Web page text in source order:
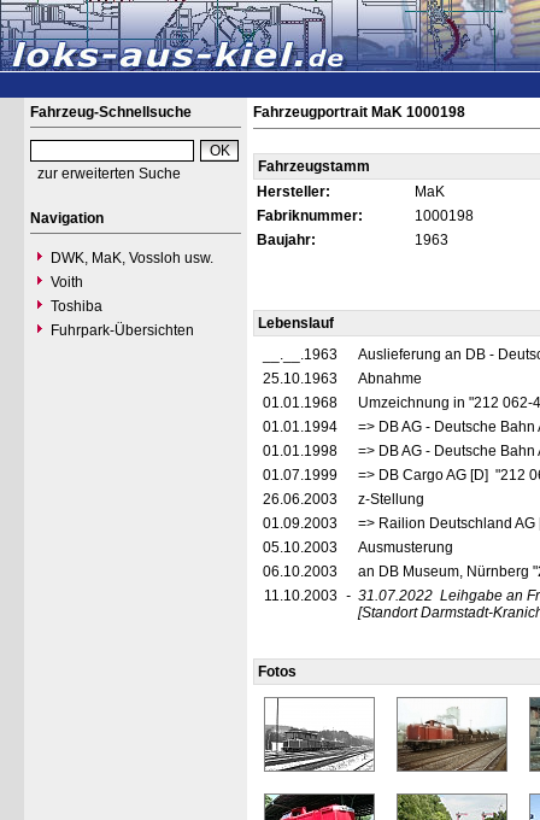
Fahrzeug-Schnellsuche
zur erweiterten Suche
Navigation
DWK, MaK, Vossloh usw.
Voith
Toshiba
Fuhrpark-Übersichten
Fahrzeugportrait MaK 1000198
Fahrzeugstamm
Hersteller:
MaK
Fabriknummer:
1000198
Baujahr:
1963
Lebenslauf
__.__.1963
Auslieferung an DB -
25.10.1963
Abnahme
01.01.1968
Umzeichnung in "212 062-
01.01.1994
=> DB AG - Deutsche
01.01.1998
=> DB AG - Deutsche
01.07.1999
=> DB Cargo AG [D] "212
26.06.2003
z-Stellung
01.09.2003
=> Railion Deutschland
05.10.2003
Ausmusterung
06.10.2003
an DB Museum, Nürnberg
11.10.2003 - 31.07.2022 Leihgabe an
[Standort Darmstadt-
Fotos